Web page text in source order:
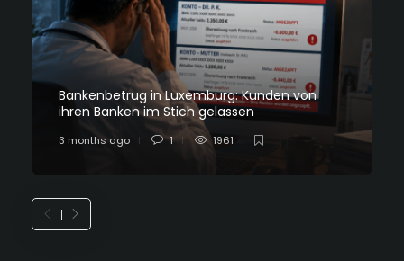
Bankenbetrug in Luxemburg: Kunden von
ihren Banken im Stich gelassen
3 months ago 1 1961